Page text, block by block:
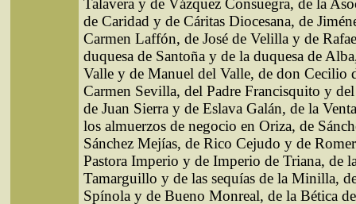
Talavera y de Vázquez Consuegra, de la
de Caridad y de Cáritas Diocesana, de
Carmen Laffón, de José de Velilla y de
duquesa de Santoña y de la duquesa de
Valle y de Manuel del Valle, de don Cecilio
Carmen Sevilla, del Padre Francisquito y
de Juan Sierra y de Eslava Galán, de la
los almuerzos de negocio en Oriza, de
Sánchez Mejías, de Rico Cejudo y de
Pastora Imperio y de Imperio de Triana, de
Tamarguillo y de las sequías de la Minilla,
Spínola y de Bueno Monreal, de la Bética